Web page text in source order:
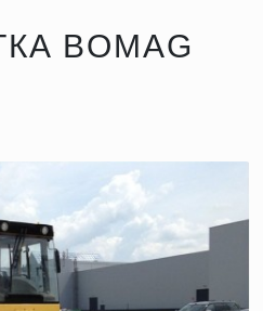
BOMAG